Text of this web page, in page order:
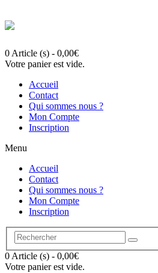
0 Article (s) - 0,00€
Votre panier est vide.
Accueil
Contact
Qui sommes nous ?
Mon Compte
Inscription
Menu
Accueil
Contact
Qui sommes nous ?
Mon Compte
Inscription
0 Article (s) - 0,00€
Votre panier est vide.